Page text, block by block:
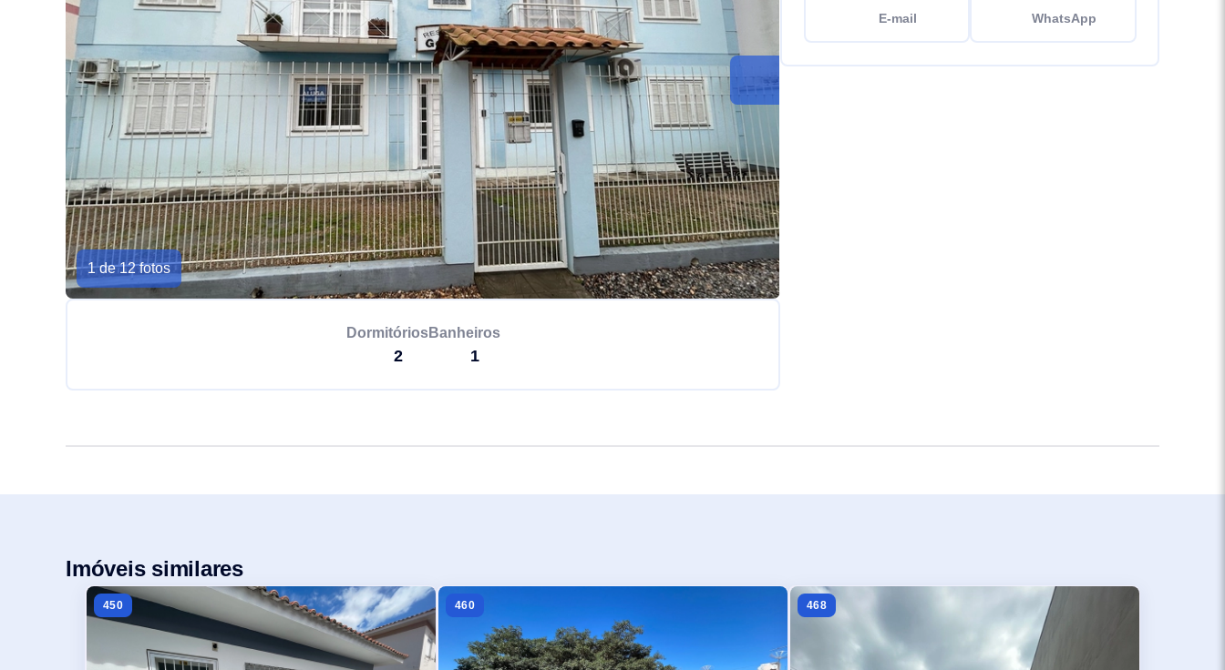
1 de 12 fotos
Dormitórios
2
Banheiros
1
E-mail WhatsApp
Imóveis similares
450 460 468